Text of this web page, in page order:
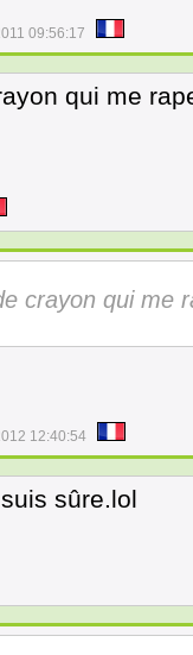
09:56:17
qui me
crayon qui me
12:40:54
sûre.lol